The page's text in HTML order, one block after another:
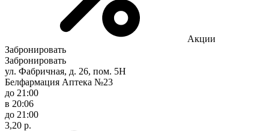
Акции
Забронировать
Забронировать
ул. Фабричная, д. 26, пом. 5Н
Белфармация Аптека №23
до 21:00
в 20:06
до 21:00
3,20 р.